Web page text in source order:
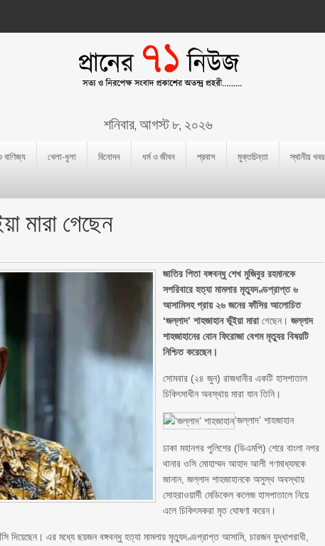
শনিবার, আগস্ট ৮, ২০২৬
বাণিজ্য খেলা-ধুলা বিনোদন ধর্ম ও জীবন প্রবাস মুক্তচিন্তা স্থানীয় খবর
মারা গেছেন
জাতির পিতা বঙ্গবন্ধু শেখ মুজিবুর রহমানকে
সপরিবারে হত্যা মামলার মৃত্যুদণ্ডপ্রাপ্ত ৬
আসামিসহ প্রায় ২৬ জনের ফাঁসির আলোচিত
‘জল্লাদ’ শাহজাহান ভূঁইয়া মারাগেছেন। জল্লাদ
শাহজাহানের বোন ফিরোজা বেগম মৃত্যুর বিষয়টি
নিশ্চিত করেছেন।
সোমবার (২৪ জুন) রাজধানীর একটি হাসপাতাল
চিকিৎসাধীন অবস্থায় মারা যান তিনি।
‘জল্লাদ’ শাহজাহান
ঢাকা মহানগর পুলিশের (ডিএমপি) শেরে বাংলা নগর
থানার ওসি মোহাম্মদ আহাদ আলী গণমাধ্যমকে
জানান, জল্লাদ শাহজাহানকে অসুস্থ অবস্থায়
সোহরাওয়ার্দী মেডিকেল কলেজ হাসপাতালে নিয়ে
এলে চিকিৎসকরা মৃত ঘোষণা করেন।
দিয়েছেন। এর মধ্যে ছয়জন বঙ্গবন্ধু হত্যা মামলায় মৃত্যুদণ্ডপ্রাপ্ত আসামি, চারজন যুদ্ধাপরাধী,